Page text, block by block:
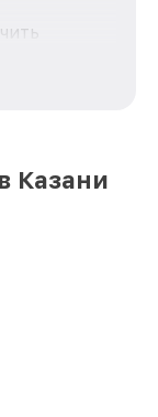
для
вне
в городе
Казани